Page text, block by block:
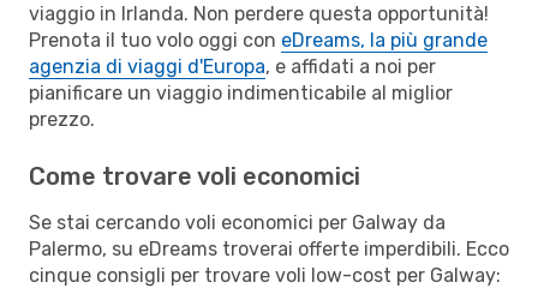
viaggio in Irlanda. Non perdere questa opportunità!
Prenota il tuo volo oggi con eDreams, la più grande
agenzia di viaggi d'Europa, e affidati a noi per
pianificare un viaggio indimenticabile al miglior
prezzo.
Come trovare voli economici
Se stai cercando voli economici per Galway da
Palermo, su eDreams troverai offerte imperdibili. Ecco
cinque consigli per trovare voli low-cost per Galway: